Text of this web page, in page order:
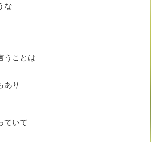
な
うことは
あり
ていて